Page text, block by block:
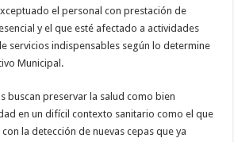
el personal con prestación de
y el que esté afectado a actividades
servicios indispensables según lo determine
Municipal.
buscan preservar la salud como bien
en un difícil contexto sanitario como el que
la detección de nuevas cepas que ya